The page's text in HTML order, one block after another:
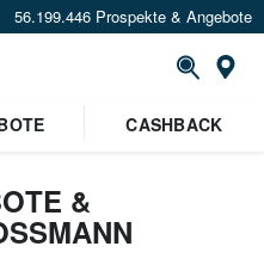
56.199.446 Prospekte & Angebote
CASHBACK
&